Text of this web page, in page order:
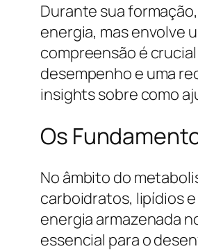
Durante sua
energia, mas envolve
compreensão é
desempenho e uma
insights sobre como
Os
No âmbito do
carboidratos, lipídios
energia armazenada
essencial para o